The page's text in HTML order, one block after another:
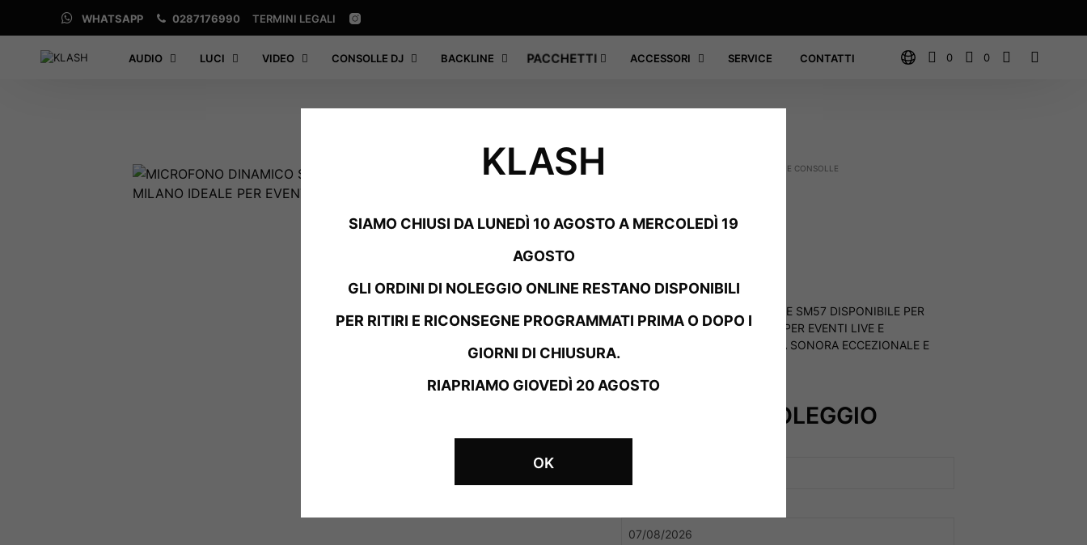
WHATSAPP 0287176990 TERMINI LEGALI
AUDIO LUCI VIDEO CONSOLLE DJ BACKLINE PACCHETTI ACCESSORI SERVICE CONTATTI 0 0
NOLEGGIO AUDIO, LUCI, VIDEO E CONSOLLE
SHURE – SM57
MICROFONO DINAMICO SHURE SM57 DISPONIBILE PER
NOLEGGIO A MILANO IDEALE PER EVENTI LIVE E
REGISTRAZIONI CON QUALITÀ SONORA ECCEZIONALE E
PERIODO DI NOLEGGIO
KLASH
SIAMO CHIUSI DA LUNEDÌ 10 AGOSTO A MERCOLEDÌ 19
AGOSTO
GLI ORDINI DI NOLEGGIO ONLINE RESTANO DISPONIBILI
PER RITIRI E RICONSEGNE PROGRAMMATI PRIMA O DOPO I
GIORNI DI CHIUSURA.
RIAPRIAMO GIOVEDÌ 20 AGOSTO
OK